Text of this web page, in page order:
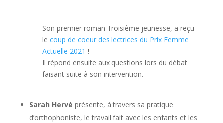
Son premier roman Troisième jeunesse, a reçu
le coup de coeur des lectrices du Prix Femme
Actuelle 2021 !
Il répond ensuite aux questions lors du débat
faisant suite à son intervention.
Sarah Hervé présente, à travers sa pratique
d’orthophoniste, le travail fait avec les enfants et les